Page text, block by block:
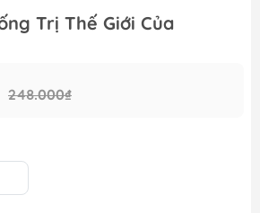
Trị Thế Giới Của
248.000₫